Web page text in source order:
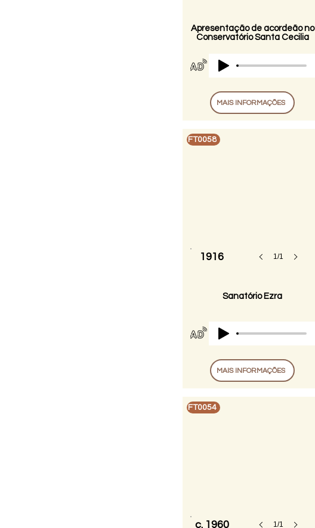
Apresentação de acordeão no
Conservatório Santa Cecilia
MAIS INFORMAÇÕES
FT0058
1916 1/1
Sanatório Ezra
MAIS INFORMAÇÕES
FT0054
c. 1960 1/1